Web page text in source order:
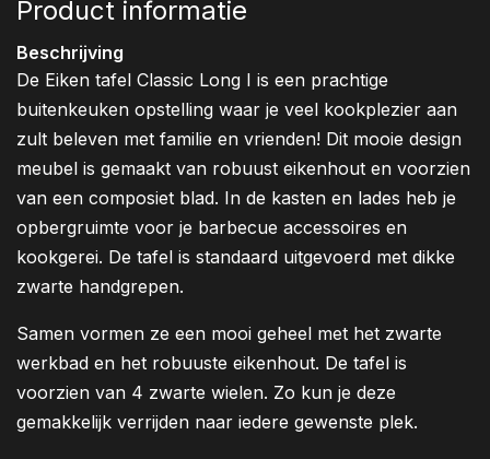
Product informatie
Beschrijving
De Eiken tafel Classic Long I is een prachtige
buitenkeuken opstelling waar je veel kookplezier aan
zult beleven met familie en vrienden! Dit mooie design
meubel is gemaakt van robuust eikenhout en voorzien
van een composiet blad. In de kasten en lades heb je
opbergruimte voor je barbecue accessoires en
kookgerei. De tafel is standaard uitgevoerd met dikke
zwarte handgrepen.
Samen vormen ze een mooi geheel met het zwarte
werkbad en het robuuste eikenhout. De tafel is
voorzien van 4 zwarte wielen. Zo kun je deze
gemakkelijk verrijden naar iedere gewenste plek.